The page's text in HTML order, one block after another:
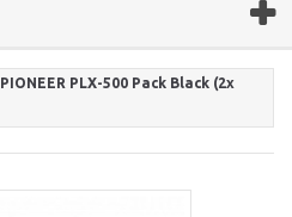
PIONEER PLX-500 Pack Black (2x